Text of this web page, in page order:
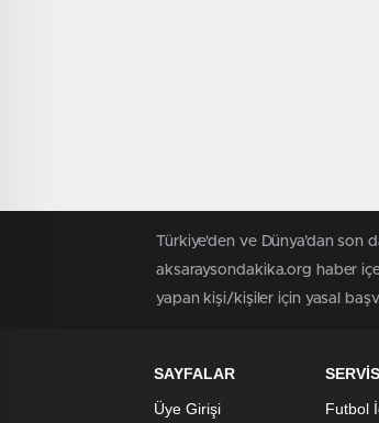
Türkiye'den ve Dünya’dan son
aksaraysondakika.org haber
yapan kişi/kişiler için yasal
SAYFALAR
Üye Girişi
Futbol